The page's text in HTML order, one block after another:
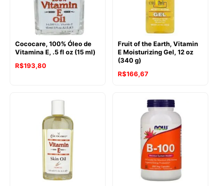
Cococare, 100% Óleo de
Vitamina E, .5 fl oz (15 ml)
R$193,80
Fruit of the Earth, Vitamin
E Moisturizing Gel, 12 oz
(340 g)
R$166,67